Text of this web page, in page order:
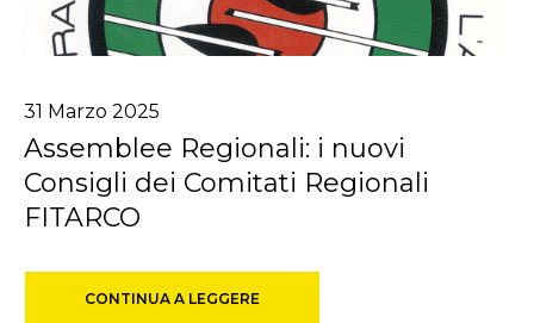
31 Marzo 2025
Assemblee Regionali: i nuovi
Consigli dei Comitati Regionali
FITARCO
CONTINUA A LEGGERE